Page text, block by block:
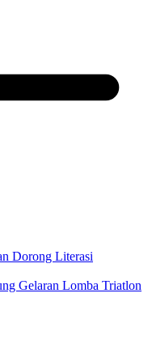
Dorong Literasi
Gelaran Lomba Triatlon